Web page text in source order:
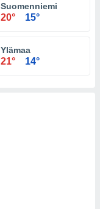
Suomenniemi
20° 15°
Ylämaa
21° 14°